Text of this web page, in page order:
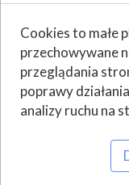
Nadzieja
List, który
we
ruszyć na
Cookies to małe
przechowywane
przeglądania
poprawy
analizy ruchu na